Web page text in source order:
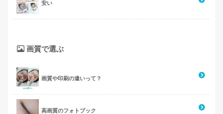
安い
画質で選ぶ
画質や印刷の違いって？
高画質のフォトブック